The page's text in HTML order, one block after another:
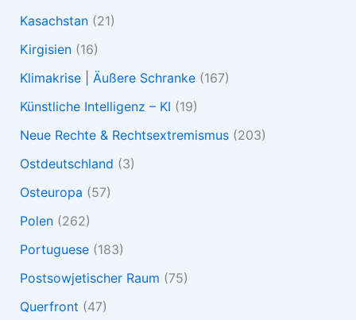
Kasachstan(21)
Kirgisien(16)
Klimakrise | Äußere Schranke(167)
Künstliche Intelligenz – KI (19)
Neue Rechte & Rechtsextremismus(203)
Ostdeutschland (3)
Osteuropa (57)
Polen(262)
Portuguese(183)
Postsowjetischer Raum (75)
Querfront (47)